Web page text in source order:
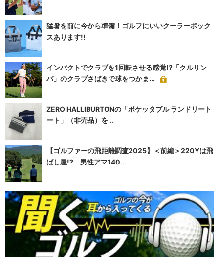
猛暑を前に今から準備！ゴルフにいいクーラーボック
スあります!!
インパクトでクラブを1回転させる感覚!?「クルリン
パ」のクラブさばきで球をつかま...
ZERO HALLIBURTONの「ポケッタブル ランドリート
ート」（非売品）を...
【ゴルファーの飛距離調査2025】＜前編＞220Yは飛
ばし屋!? 男性アマ140...